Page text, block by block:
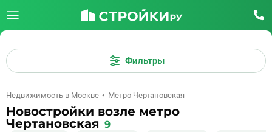
Фильтры
Недвижимость в Москве Метро Чертановская
Новостройки возле метро
Чертановская 9